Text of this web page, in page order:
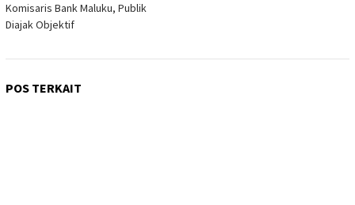
Komisaris Bank Maluku, Publik
Diajak Objektif
POS TERKAIT